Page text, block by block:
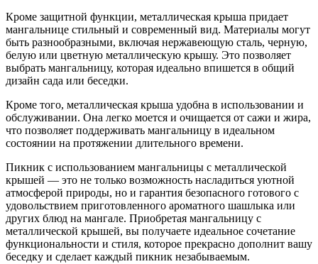
Кроме защитной функции, металлическая крыша придает
мангальнице стильный и современный вид. Материалы могут
быть разнообразными, включая нержавеющую сталь, черную,
белую или цветную металлическую крышу. Это позволяет
выбрать мангальницу, которая идеально впишется в общий
дизайн сада или беседки.
Кроме того, металлическая крыша удобна в использовании и
обслуживании. Она легко моется и очищается от сажи и жира,
что позволяет поддерживать мангальницу в идеальном
состоянии на протяжении длительного времени.
Пикник с использованием мангальницы с металлической
крышей — это не только возможность насладиться уютной
атмосферой природы, но и гарантия безопасного готового с
удовольствием приготовленного ароматного шашлыка или
других блюд на мангале. Приобретая мангальницу с
металлической крышей, вы получаете идеальное сочетание
функциональности и стиля, которое прекрасно дополнит вашу
беседку и сделает каждый пикник незабываемым.